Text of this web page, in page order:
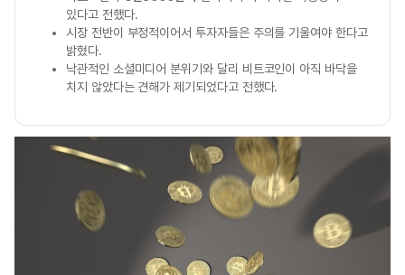
있다고 전했다.
시장 전반이 부정적이어서 투자자들은 주의를 기울여야 한다고
밝혔다.
낙관적인 소셜미디어 분위기와 달리 비트코인이 아직 바닥을
치지 않았다는 견해가 제기되었다고 전했다.